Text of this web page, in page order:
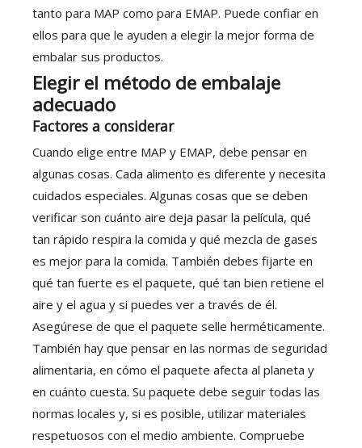
tanto para MAP como para EMAP. Puede confiar en
ellos para que le ayuden a elegir la mejor forma de
embalar sus productos.
Elegir el método de embalaje
adecuado
Factores a considerar
Cuando elige entre MAP y EMAP, debe pensar en
algunas cosas. Cada alimento es diferente y necesita
cuidados especiales. Algunas cosas que se deben
verificar son cuánto aire deja pasar la película, qué
tan rápido respira la comida y qué mezcla de gases
es mejor para la comida. También debes fijarte en
qué tan fuerte es el paquete, qué tan bien retiene el
aire y el agua y si puedes ver a través de él.
Asegúrese de que el paquete selle herméticamente.
También hay que pensar en las normas de seguridad
alimentaria, en cómo el paquete afecta al planeta y
en cuánto cuesta. Su paquete debe seguir todas las
normas locales y, si es posible, utilizar materiales
respetuosos con el medio ambiente. Compruebe